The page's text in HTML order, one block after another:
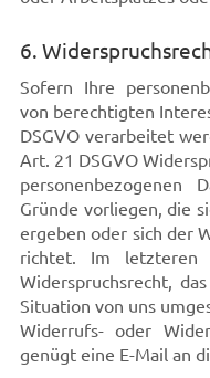
6.
Sofern Ihre
von berechtigten
DSGVO verarbeitet
Art. 21 DSGVO
personenbezogenen
Gründe vorliegen, die
ergeben oder sich der
richtet. Im letzteren
Widerspruchsrecht,
Situation von uns
Widerrufs- oder
genügt eine E-Mail an